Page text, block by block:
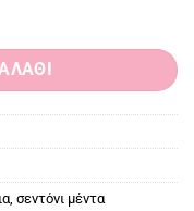
καλαθούνας 70Χ110
, σεντόνι μέντα